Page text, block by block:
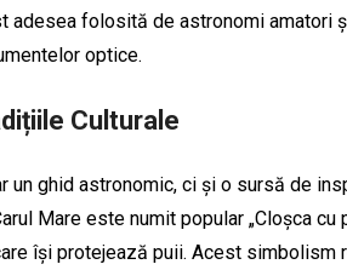
adesea folosită de astronomi amatori
optice.
Culturale
un ghid astronomic, ci și o sursă de
Mare este numit popular „Cloșca
își protejează puii. Acest